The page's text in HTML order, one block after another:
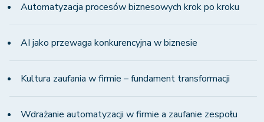
Automatyzacja procesów biznesowych krok po kroku
AI jako przewaga konkurencyjna w biznesie
Kultura zaufania w firmie – fundament transformacji
Wdrażanie automatyzacji w firmie a zaufanie zespołu